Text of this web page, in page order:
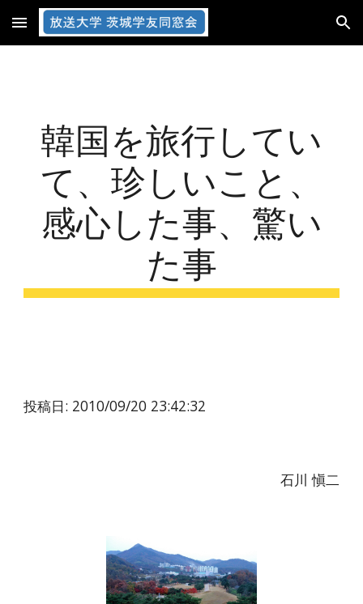
Skip to main content Skip to navigation
韓国を旅行してい
て、珍しいこと、
感心した事、驚い
た事
投稿日: 2010/09/20 23:42:32
石川 愼二